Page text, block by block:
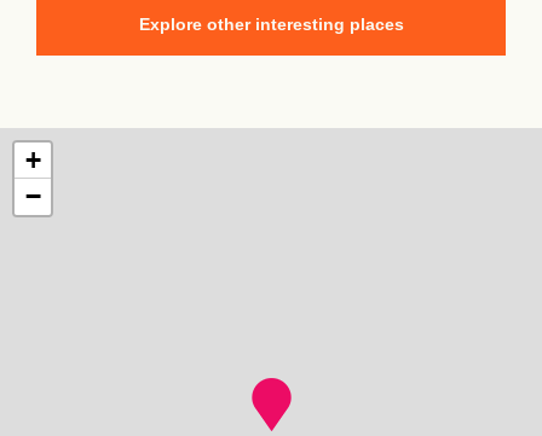
Explore other interesting places
+
−